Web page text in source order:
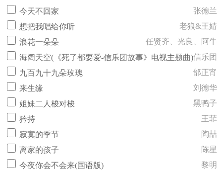
今天不回家
张德兰
想把我唱给你听
老狼&王婧
浪花一朵朵
任贤齐、光良、阿牛
海阔天空(《死了都要爱-信乐团故事》电视主题曲)信乐团
九百九十九朵玫瑰
邰正宵
来生缘
刘德华
姐妹二人梭对梭
黑鸭子
矜持
王菲
寂寞的季节
陶喆
离家的孩子
陈星
今夜你会不会来(国语版)
黎明